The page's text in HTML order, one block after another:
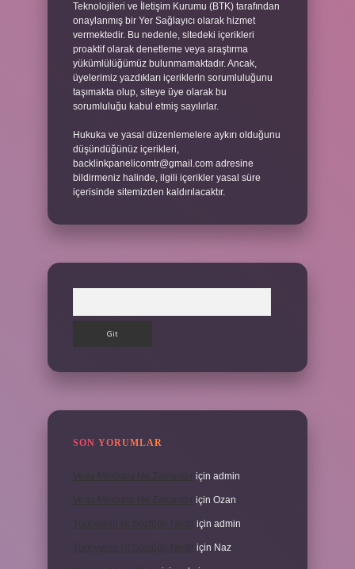
Teknolojileri ve İletişim Kurumu (BTK) tarafından
onaylanmış bir Yer Sağlayıcı olarak hizmet
vermektedir. Bu nedenle, sitedeki içerikleri
proaktif olarak denetleme veya araştırma
yükümlülüğümüz bulunmamaktadır. Ancak,
üyelerimiz yazdıkları içeriklerin sorumluluğunu
taşımakta olup, siteye üye olarak bu
sorumluluğu kabul etmiş sayılırlar.
Hukuka ve yasal düzenlemelere aykırı olduğunu
düşündüğünüz içerikleri,
backlinkpanelicomtr@gmail.com adresine
bildirmeniz halinde, ilgili içerikler yasal süre
içerisinde sitemizden kaldırılacaktır.
SON YORUMLAR
için admin
için Ozan
için admin
için Naz